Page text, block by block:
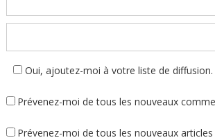
Oui, ajoutez-moi à votre liste de diffusion.
Prévenez-moi de tous les nouveaux
Prévenez-moi de tous les nouveaux